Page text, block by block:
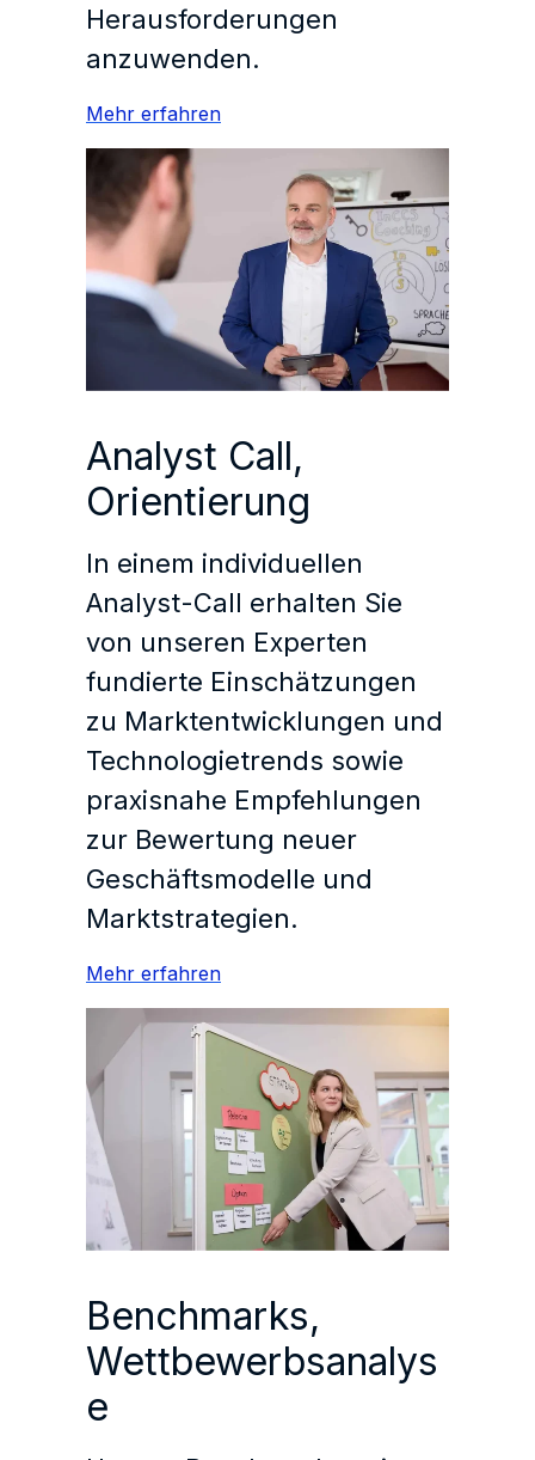
Herausforderungen
anzuwenden.
Mehr erfahren
Analyst Call,
Orientierung
In einem individuellen
Analyst-Call erhalten Sie
von unseren Experten
fundierte Einschätzungen
zu Marktentwicklungen und
Technologietrends sowie
praxisnahe Empfehlungen
zur Bewertung neuer
Geschäftsmodelle und
Marktstrategien.
Mehr erfahren
Benchmarks,
Wettbewerbsanalys
e